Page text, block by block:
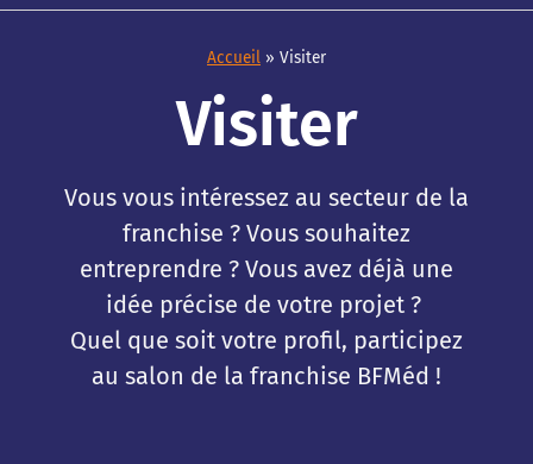
Accueil » Visiter
Visiter
Vous vous intéressez au secteur de la
franchise ? Vous souhaitez
entreprendre ? Vous avez déjà une
idée précise de votre projet ?
Quel que soit votre profil, participez
au salon de la franchise BFMéd !